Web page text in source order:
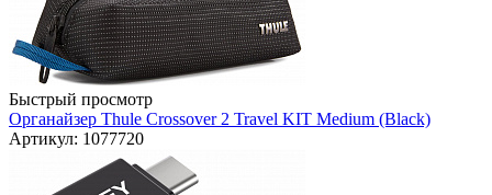
Быстрый просмотр
Органайзер Thule Crossover 2 Travel KIT Medium (Black)
Артикул: 1077720